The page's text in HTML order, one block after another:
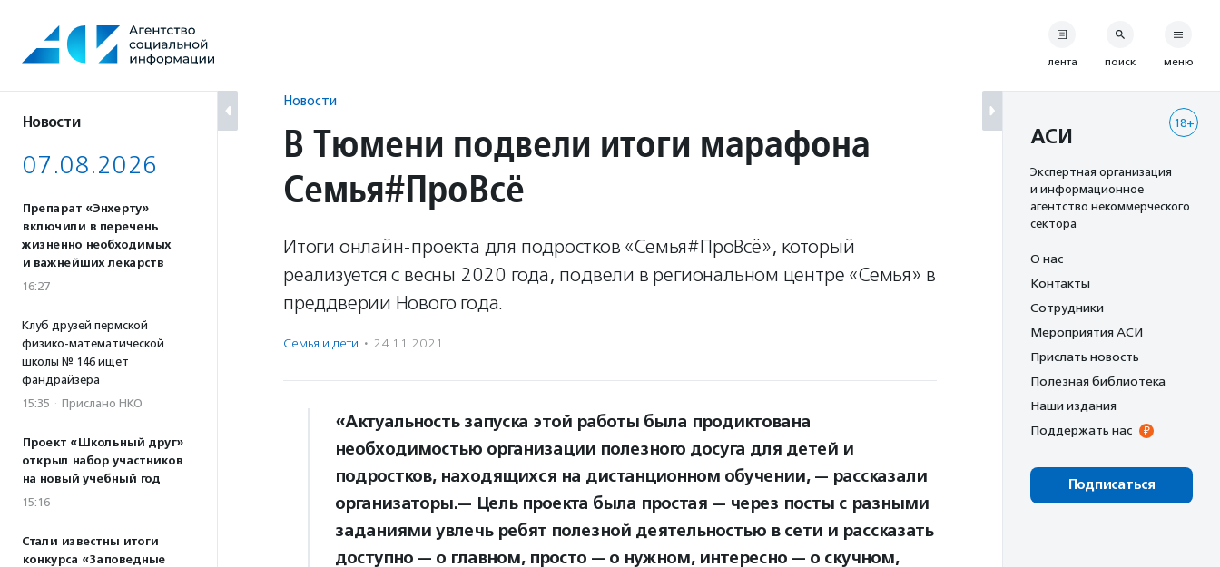
содержанию
Новости
07.08.2026
Препарат «Энхерту»
включили в перечень
жизненно необходимых
и важнейших лекарств
16:27
Клуб друзей пермской
физико-математической
школы № 146 ищет
фандрайзера
15:35 · Прислано НКО
Проект «Школьный друг»
открыл набор участников
на новый учебный год
15:16
Стали известны итоги
конкурса «Заповедные
Новости
В Тюмени подвели итоги марафона
Семья#ПроВсё
Итоги онлайн-проекта для подростков «Семья#ПроВсё», который
реализуется с весны 2020 года, подвели в региональном центре «Семья» в
преддверии Нового года.
Семья и дети · 24.11.2021
«Актуальность запуска этой работы была продиктована
необходимостью организации полезного досуга для детей и
подростков, находящихся на дистанционном обучении, — рассказали
организаторы.— Цель проекта была простая — через посты с разными
заданиями увлечь ребят полезной деятельностью в сети и рассказать
доступно — о главном, просто — о нужном, интересно — о скучном,
лента поиск меню
18+
АСИ
Экспертная организация
и информационное
агентство некоммерческого
сектора
О нас
Контакты
Сотрудники
Мероприятия АСИ
Прислать новость
Полезная библиотека
Наши издания
Поддержать нас
Подписаться